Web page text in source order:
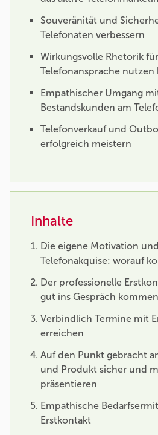
Souveränität und
Telefonaten verbessern
Wirkungsvolle Rhetorik
Telefonansprache nutzen
Empathischer Umgang
Bestandskunden am
Telefonverkauf und
erfolgreich meistern
Inhalte
Die eigene Motivation
Telefonakquise: worauf
Der professionelle
gut ins Gespräch kommen
Verbindlich Termine mit
erreichen
Auf den Punkt gebracht
und Produkt sicher und
präsentieren
Empathische
Erstkontakt